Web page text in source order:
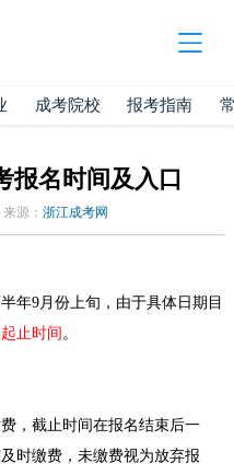
成考院校 报考指南
报名时间及入口
源： 浙江成考网
年9月份上旬，由于具体日期目
止时间 。
，截止时间在报名结束后一
时缴费，未缴费视为放弃报